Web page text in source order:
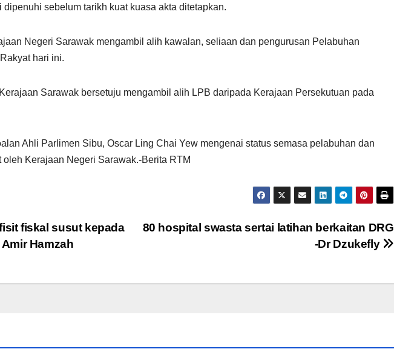
sebelum tarikh kuat kuasa akta ditetapkan.
Negeri Sarawak mengambil alih kawalan, seliaan dan pengurusan Pelabuhan
hari ini.
Sarawak bersetuju mengambil alih LPB daripada Kerajaan Persekutuan pada
Ahli Parlimen Sibu, Oscar Ling Chai Yew mengenai status semasa pelabuhan dan
Kerajaan Negeri Sarawak.-Berita RTM
80 hospital swasta sertai latihan berkaitan DRG
-Dr Dzukefly
fiskal susut kepada
Hamzah